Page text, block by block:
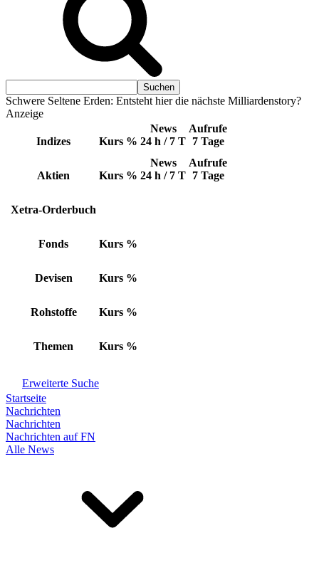
Schwere Seltene Erden: Entsteht hier die nächste Milliardenstory?
Anzeige
Indizes Kurs %
News
24 h / 7 T
Aufrufe
7 Tage
Aktien Kurs %
News
24 h / 7 T
Aufrufe
7 Tage
Xetra-Orderbuch
Fonds Kurs %
Devisen Kurs %
Rohstoffe Kurs %
Themen Kurs %
Erweiterte Suche
Startseite
Nachrichten
Nachrichten
Nachrichten auf FN
Alle News